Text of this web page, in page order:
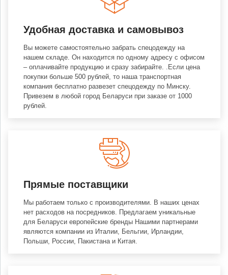
Удобная доставка и самовывоз
Вы можете самостоятельно забрать спецодежду на
нашем складе. Он находится по одному адресу с офисом
– оплачивайте продукцию и сразу забирайте. .Если цена
покупки больше 500 рублей, то наша транспортная
компания бесплатно развезет спецодежду по Минску.
Привезем в любой город Беларуси при заказе от 1000
рублей.
Прямые поставщики
Мы работаем только с производителями. В наших ценах
нет расходов на посредников. Предлагаем уникальные
для Беларуси европейские бренды Нашими партнерами
являются компании из Италии, Бельгии, Ирландии,
Польши, России, Пакистана и Китая.